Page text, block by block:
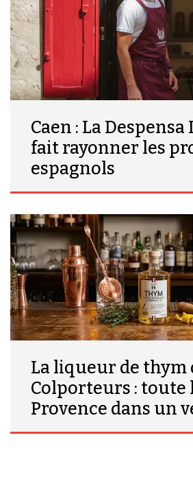
Caen : La
fait rayonner les
espagnols
La liqueur de thym
Colporteurs : toute
Provence dans un